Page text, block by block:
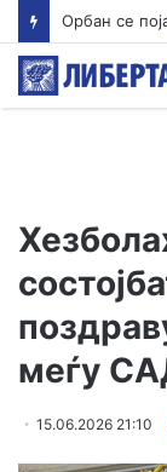
Орбан се
меѓу
15.06.2026 21:10